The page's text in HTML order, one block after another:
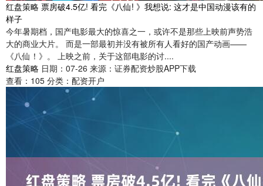
红盘策略 票房破4.5亿! 看完《八仙! 》我想说: 这才是中国动漫该有的
样子
今年暑期档，国产电影最大的惊喜之一，或许不是那些上映前声势浩
大的商业大片。 而是一部最初并没有被所有人看好的国产动画——
《八仙！》。 上映之前，关于这部电影的讨....
红盘策略 日期：07-26 来源：证券配资炒股APP下载
查看： 105 分类： 配资开户